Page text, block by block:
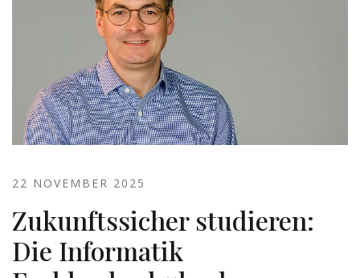
22 NOVEMBER 2025
Zukunftssicher studieren:
Die Informatik